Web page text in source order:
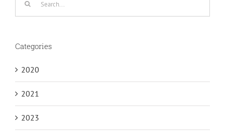
Categories
2020
2021
2023